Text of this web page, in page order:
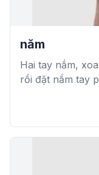
năm
Hai tay nắm,
rồi đặt nắm tay